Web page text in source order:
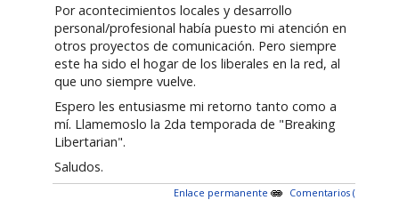
Por acontecimientos locales y desarrollo
personal/profesional había puesto mi atención en
otros proyectos de comunicación. Pero siempre
este ha sido el hogar de los liberales en la red, al
que uno siempre vuelve.
Espero les entusiasme mi retorno tanto como a
mí. Llamemoslo la 2da temporada de "Breaking
Libertarian".
Saludos.
Enlace permanente
Comentarios (